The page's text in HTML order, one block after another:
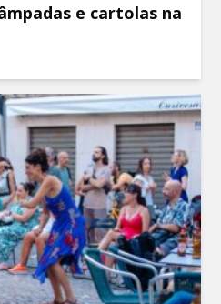
e cartolas na